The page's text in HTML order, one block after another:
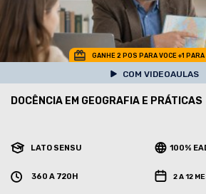
GANHE 2 POS PARA VOCE +1 PARA
COM VIDEOAULAS
DOCÊNCIA EM GEOGRAFIA E PRÁTICAS
LATO SENSU 100%
360 A 720H 2 A 12